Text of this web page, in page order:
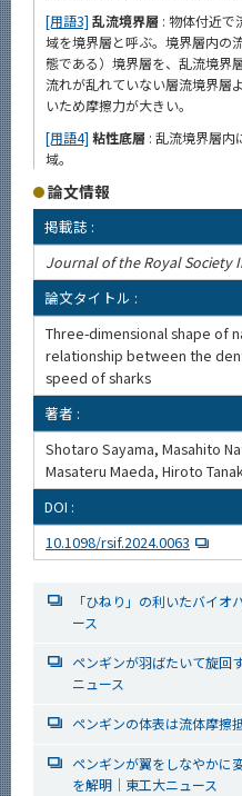
[用語3] 乱流境界層 : 物体付近で
域を境界層と呼ぶ。境界層内の
態である）境界層を、乱流境界
流れが乱れていない層流境界層
いため摩擦力が大きい。
[用語4] 粘性底層 : 乱流境界層内
域。
論文情報
掲載誌 :
Journal of the Royal Society
論文タイトル :
Three-dimensional shape of
relationship between the
speed of sharks
著者 :
Shotaro Sayama, Masahito
Masateru Maeda, Hiroto
DOI :
10.1098/rsif.2024.0063
「ひねり」の利いたバイ
ース
ペンギンが羽ばたいて旋回
ニュース
ペンギンの体表は流体摩擦
ペンギンが翼をしなやかに
を解明｜東工大ニュース